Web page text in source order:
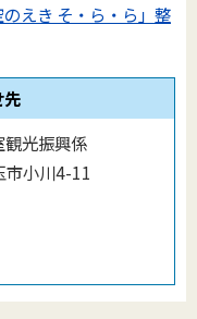
えき そ・ら・ら」整
先
観光振興係
市小川4-11